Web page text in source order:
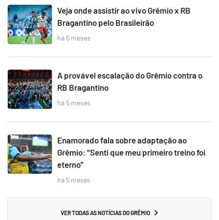
Veja onde assistir ao vivo Grêmio x RB
Bragantino pelo Brasileirão
há 5 meses
A provável escalação do Grêmio contra o
RB Bragantino
há 5 meses
Enamorado fala sobre adaptação ao
Grêmio: “Senti que meu primeiro treino foi
eterno”
há 5 meses
VER TODAS AS NOTÍCIAS DO GRÊMIO